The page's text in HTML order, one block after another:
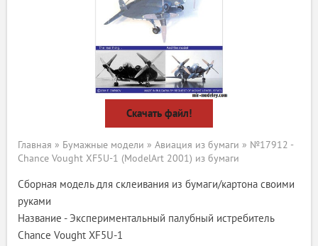
Скачать файл!
Главная » Бумажные модели » Авиация из бумаги » №17912 -
Chance Vought XF5U-1 (ModelArt 2001) из бумаги
Сборная модель для склеивания из бумаги/картона своими
руками
Название - Экспериментальный палубный истребитель
Chance Vought XF5U-1